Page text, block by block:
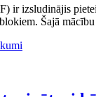
ir izsludinājis
Šajā